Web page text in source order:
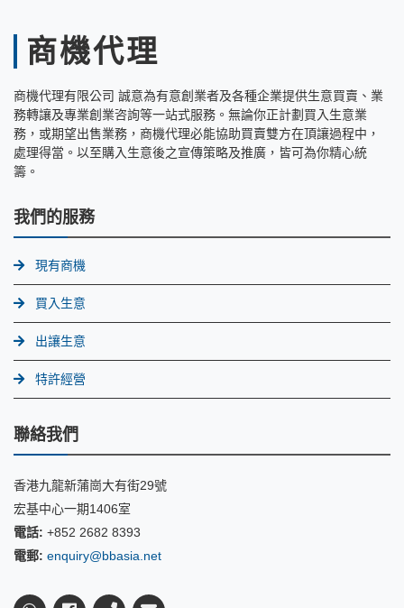
商機代理
商機代理有限公司 誠意為有意創業者及各種企業提供生意買賣、業
務轉讓及專業創業咨詢等一站式服務。無論你正計劃買入生意業
務，或期望出售業務，商機代理必能協助買賣雙方在頂讓過程中，
處理得當。以至購入生意後之宣傳策略及推廣，皆可為你精心統
籌。
我們的服務
現有商機
買入生意
出讓生意
特許經營
聯絡我們
香港九龍新蒲崗大有街29號
宏基中心一期1406室
電話: +852 2682 8393
電郵: enquiry@bbasia.net